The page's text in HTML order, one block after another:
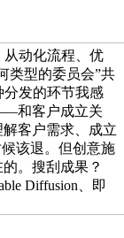
动化流程、优
类型的委员会”共
发的环节我感
和客户成立关
客户需求、成立
该退。但创意施
。搜刮成果？
Diffusion、即